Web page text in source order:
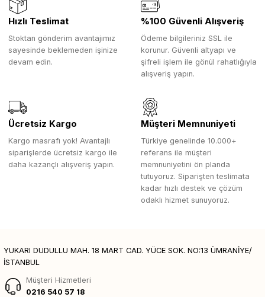
Hızlı Teslimat
Stoktan gönderim avantajımız
sayesinde beklemeden işinize
devam edin.
%100 Güvenli Alışveriş
Ödeme bilgileriniz SSL ile
korunur. Güvenli altyapı ve
şifreli işlem ile gönül rahatlığıyla
alışveriş yapın.
Ücretsiz Kargo
Kargo masrafı yok! Avantajlı
siparişlerde ücretsiz kargo ile
daha kazançlı alışveriş yapın.
Müşteri Memnuniyeti
Türkiye genelinde 10.000+
referans ile müşteri
memnuniyetini ön planda
tutuyoruz. Siparişten teslimata
kadar hızlı destek ve çözüm
odaklı hizmet sunuyoruz.
YUKARI DUDULLU MAH. 18 MART CAD. YÜCE SOK. NO:13 ÜMRANİYE/
İSTANBUL
Müşteri Hizmetleri
0216 540 57 18